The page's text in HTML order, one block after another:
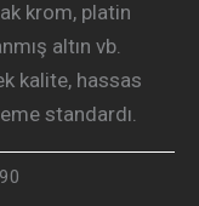
krom, platin
altın vb.
kalite, hassas
standardı.